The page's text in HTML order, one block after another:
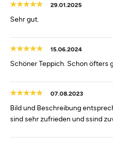
29.01.2025
Sehr gut.
15.06.2024
Schöner Teppich. Schon öfters
07.08.2023
Bild und Beschreibung
sind sehr zufrieden und ssind